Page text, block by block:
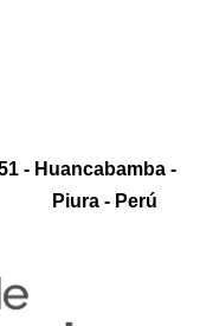
- Huancabamba -
Piura - Perú